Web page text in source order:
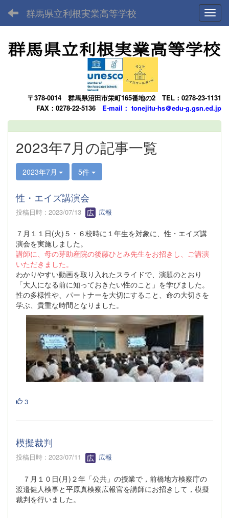
群馬県立利根実業高等学校
〒378-0014 群馬県沼田市栄町165番地の2 TEL：0278-23-1131
FAX：0278-22-5136 E-mail： tonejitu-hs＠edu-g.gsn.ed.jp
2023年7月の記事一覧
2023年7月 5件
性・エイズ講演会
投稿日時 : 2023/07/13 広報
７月１１日(火)５・６校時に１年生を対象に、性・エイズ講
演会を実施しました。
講師に、母の芽助産院の後藤ひとみ先生をお招きし、ご講演
いただきました。
わかりやすい動画を取り入れたスライドで、演題のとおり
「大人になる前に知っておきたい性のこと」を学びました。
性の多様性や、パートナーを大切にすること、命の大切さを
学ぶ、貴重な時間となりました。
3
模擬裁判
投稿日時 : 2023/07/11 広報
７月１０日(月)２年「公共」の授業で，前橋地方検察庁の
渡邉健人検事と平原真検察広報官を講師にお招きして，模擬
裁判を行いました。